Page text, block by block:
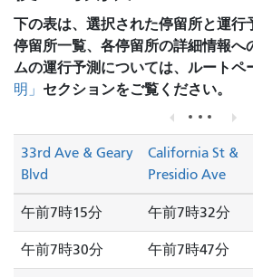
下の表は、選択された停留所と運行
停留所一覧、各停留所の詳細情報へ
ムの運行予測については、ルートペ
明」 セクションをご覧ください。
33rd Ave & Geary
Blvd
California St &
Presidio Ave
午前7時15分 午前7時32分
午前7時30分 午前7時47分